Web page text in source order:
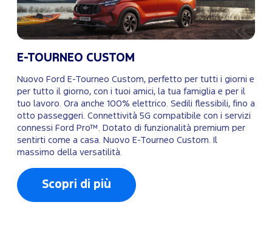
E-TOURNEO CUSTOM
Nuovo Ford E-Tourneo Custom, perfetto per tutti i giorni e
per tutto il giorno, con i tuoi amici, la tua famiglia e per il
tuo lavoro. Ora anche 100% elettrico. Sedili flessibili, fino a
otto passeggeri. Connettività 5G compatibile con i servizi
connessi Ford Pro™. Dotato di funzionalità premium per
sentirti come a casa. Nuovo E-Tourneo Custom. Il
massimo della versatilità.
Scopri di più